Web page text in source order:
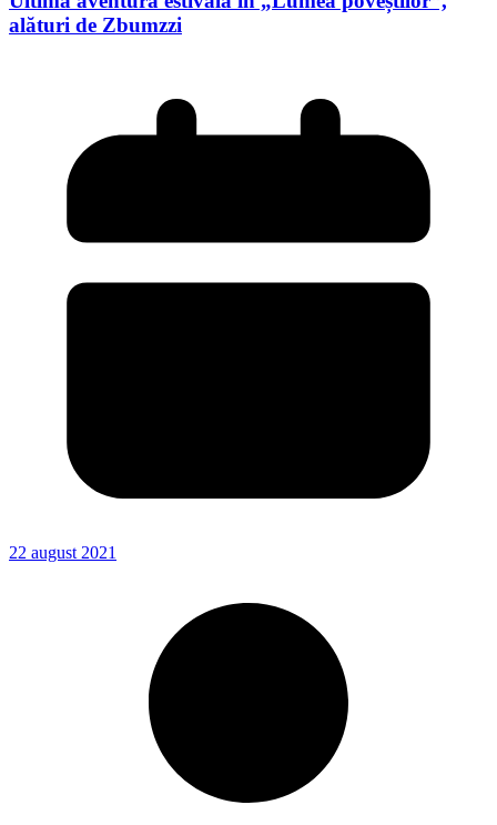
alături de Zbumzzi
22 august 2021